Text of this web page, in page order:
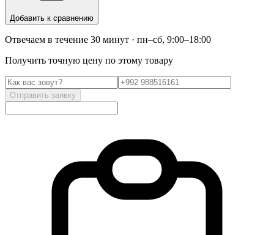
Добавить к сравнению
Отвечаем в течение 30 минут · пн–сб, 9:00–18:00
Получить точную цену по этому товару
Отправить заявку